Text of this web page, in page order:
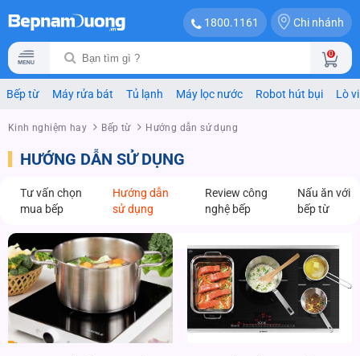
1800.1161 Chi nhánh
0
Bếp từ Máy rửa bát Tủ lạnh Máy lọc nước Robot hút bụi Lò
Kinh nghiệm hay Bếp từ Hướng dẫn sử dụng
HƯỚNG DẪN SỬ DỤNG
Tư vấn chọn
mua bếp
Hướng dẫn
sử dụng
Review công
nghệ bếp
Nấu ăn với
bếp từ